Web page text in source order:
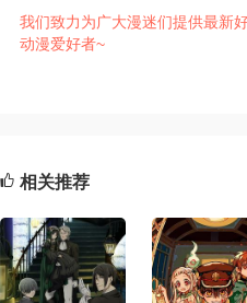
我们致力为广大漫迷们提供最新
动漫爱好者~
相关推荐